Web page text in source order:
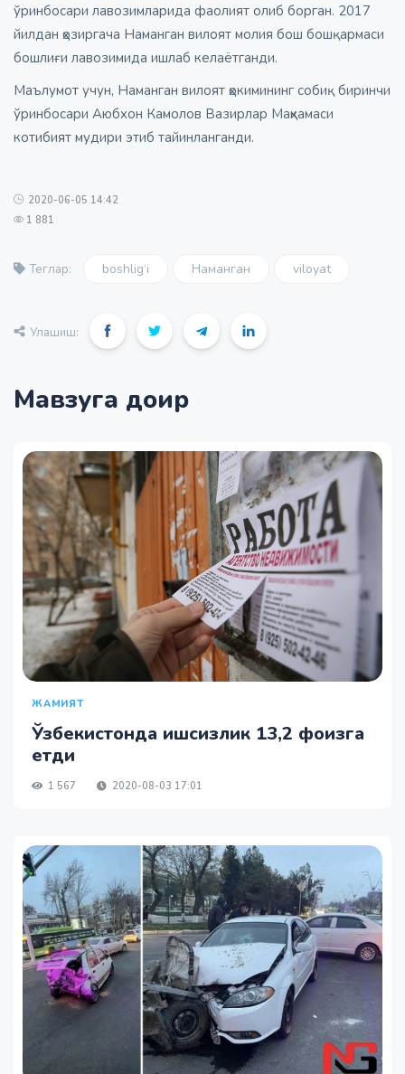
ўринбосари лавозимларида фаолият олиб борган. 2017
йилдан ҳозиргача Наманган вилоят молия бош бошқармаси
бошлиғи лавозимида ишлаб келаётганди.
Маълумот учун, Наманган вилоят ҳокимининг собиқ биринчи
ўринбосари Аюбхон Камолов Вазирлар Маҳкамаси
котибият мудири этиб тайинланганди.
2020-06-05 14:42
1 881
Теглар: boshlig‘i Наманган viloyat
Улашиш:
Мавзуга доир
ЖАМИЯТ
Ўзбекистонда ишсизлик 13,2 фоизга
етди
1 567 2020-08-03 17:01